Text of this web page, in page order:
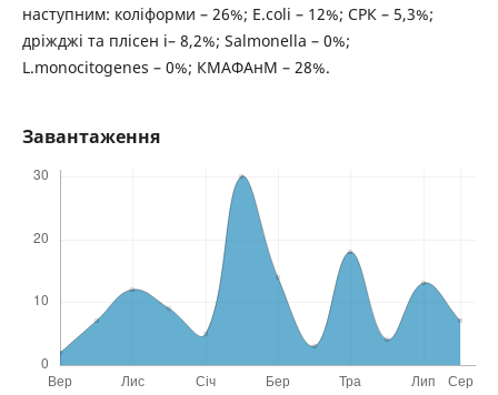
наступним: коліформи – 26%; E.coli – 12%; СРК – 5,3%;
дріжджі та плісен і– 8,2%; Salmonella – 0%;
L.monocitogenes – 0%; КМАФАнМ – 28%.
Завантаження